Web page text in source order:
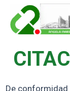
contenido
De